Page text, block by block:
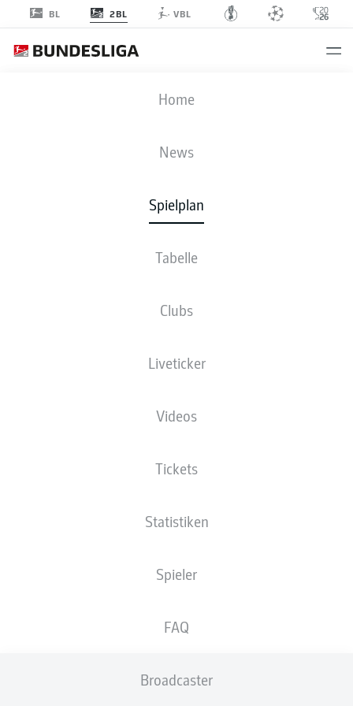
BL 2BL VBL
Home
News
Spielplan
Tabelle
Clubs
Liveticker
Videos
Tickets
Statistiken
Spieler
FAQ
Broadcaster
BOC
AUFSTELLUNGEN
0 0